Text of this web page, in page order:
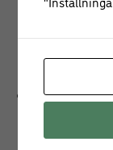
Delikatesser